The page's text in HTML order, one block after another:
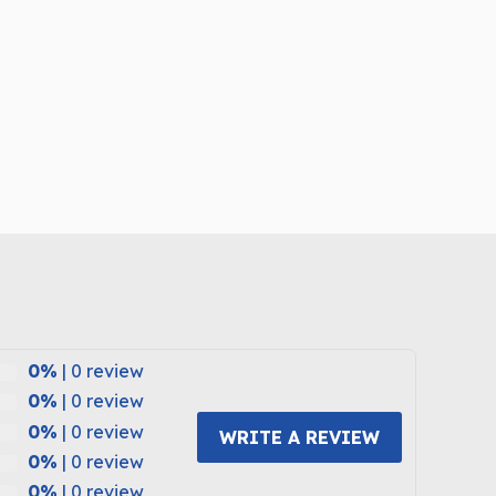
0% | 0 review
0% | 0 review
0% | 0 review
0% | 0 review
WRITE A REVIEW